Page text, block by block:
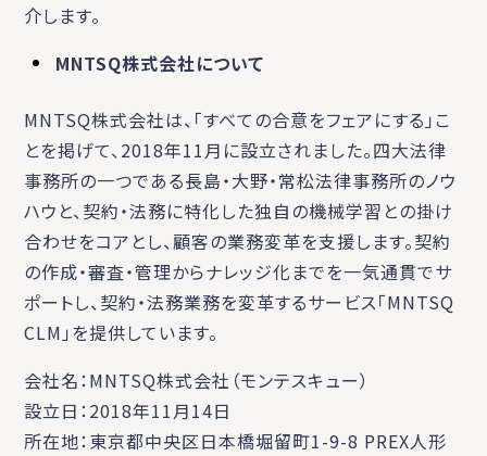
介します。
MNTSQ株式会社について
MNTSQ株式会社は、「すべての合意をフェアにする」こ
とを掲げて、2018年11月に設立されました。四大法律
事務所の一つである長島・大野・常松法律事務所のノウ
ハウと、契約・法務に特化した独自の機械学習との掛け
合わせをコアとし、顧客の業務変革を支援します。契約
の作成・審査・管理からナレッジ化までを一気通貫でサ
ポートし、契約・法務業務を変革するサービス「MNTSQ
CLM」を提供しています。
会社名：MNTSQ株式会社（モンテスキュー）
設立日：2018年11月14日
所在地：東京都中央区日本橋堀留町1-9-8 PREX人形